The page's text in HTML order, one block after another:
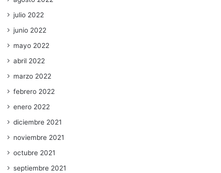
julio 2022
junio 2022
mayo 2022
abril 2022
marzo 2022
febrero 2022
enero 2022
diciembre 2021
noviembre 2021
octubre 2021
septiembre 2021